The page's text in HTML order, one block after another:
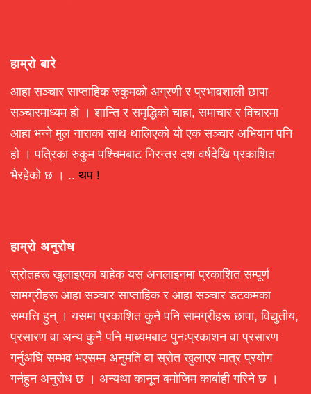
हाम्रो बारे
आहा सञ्चार साप्ताहिक रुकुमको अग्रणी र प्रभावशाली छापा
सञ्चारमाध्यम हो । शान्ति र समृद्धिको चाहा, समाचार र विचारमा
आहा भन्ने मुल नाराका साथ थालिएको यो एक सञ्चार अभियान पनि
हो । पत्रिका रुकुम पश्चिमबाट निरन्तर दश वर्षदेखि प्रकाशित
भैरहेको छ । .. थप !
हाम्रो अनुरोध
स्रोतहरू खुलाइएका बाहेक यस अनलाइनमा प्रकाशित सम्पूर्ण
सामग्रीहरू आहा सञ्चार साप्ताहिक र आहा सञ्चार डटकमका
सम्पत्ति हुन् । यसमा प्रकाशित कुनै पनि सामग्रीहरू छापा, विद्युतीय,
प्रसारण वा अन्य कुनै पनि माध्यमबाट पुनःप्रकाशन वा प्रसारण
गर्नुअघि सम्भव भएसम्म अनुमति वा स्रोत खुलाएर मात्र प्रयोग
गर्नहुन अनुरोध छ । अन्यथा कानून बमोजिम कार्बाही गरिने छ ।